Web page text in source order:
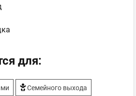
для:
Семейного выхода